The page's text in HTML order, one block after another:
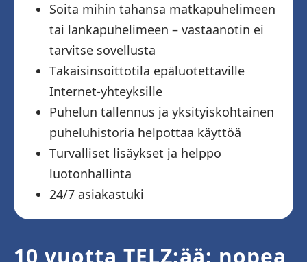
Soita mihin tahansa matkapuhelimeen
tai lankapuhelimeen – vastaanotin ei
tarvitse sovellusta
Takaisinsoittotila epäluotettaville
Internet-yhteyksille
Puhelun tallennus ja yksityiskohtainen
puheluhistoria helpottaa käyttöä
Turvalliset lisäykset ja helppo
luotonhallinta
24/7 asiakastuki
10 vuotta TELZ:ää: nopea